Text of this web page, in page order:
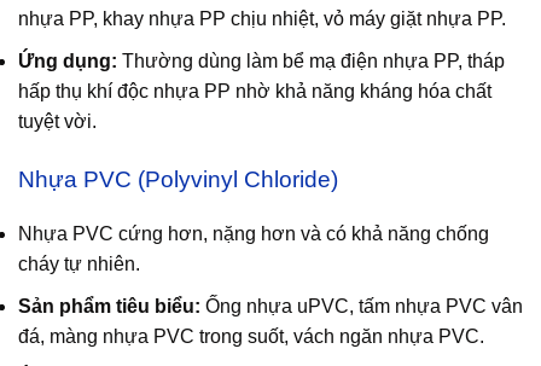
nhựa PP, khay nhựa PP chịu nhiệt, vỏ máy giặt nhựa PP.
Ứng dụng: Thường dùng làm bể mạ điện nhựa PP, tháp
hấp thụ khí độc nhựa PP nhờ khả năng kháng hóa chất
tuyệt vời.
Nhựa PVC (Polyvinyl Chloride)
Nhựa PVC cứng hơn, nặng hơn và có khả năng chống
cháy tự nhiên.
Sản phẩm tiêu biểu: Ống nhựa uPVC, tấm nhựa PVC vân
đá, màng nhựa PVC trong suốt, vách ngăn nhựa PVC.